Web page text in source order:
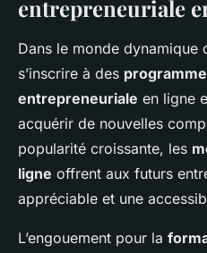
entrepreneuriale
Dans le monde dynamique
s’inscrire à des
entrepreneuriale en ligne
acquérir de nouvelles
popularité croissante, les
ligne offrent aux futurs
appréciable et une
L’engouement pour la